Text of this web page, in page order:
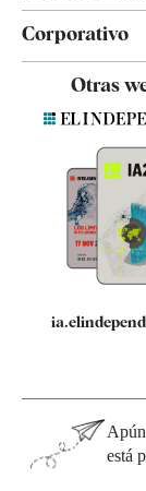
Corporativo
Quiénes somos
Especificaciones
Otras
está